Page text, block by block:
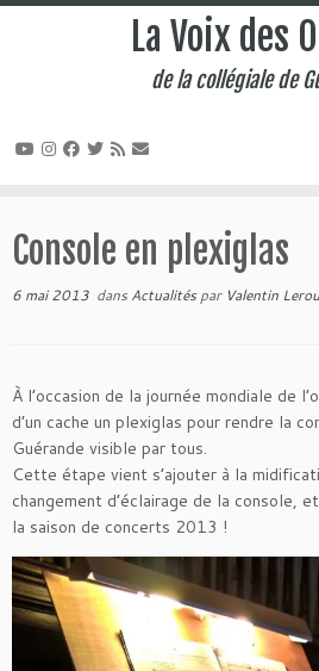
au
contenu
La Voix des
de la collégiale de
Console en plexiglas
6 mai 2013 dans Actualitéspar Valentin
À l’occasion de la journée mondiale de
d’un cache un plexiglas pour rendre la
Guérande visible par tous.
Cette étape vient s’ajouter à la
changement d’éclairage de la console,
la saison de concerts 2013 !